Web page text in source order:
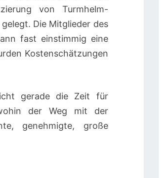
von Turmhelm-
Die Mitglieder des
fast einstimmig eine
Kostenschätzungen
gerade die Zeit für
der Weg mit der
genehmigte, große